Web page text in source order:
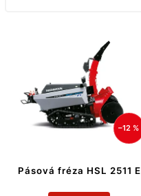
–12 %
Pásová fréza HSL 2511 E